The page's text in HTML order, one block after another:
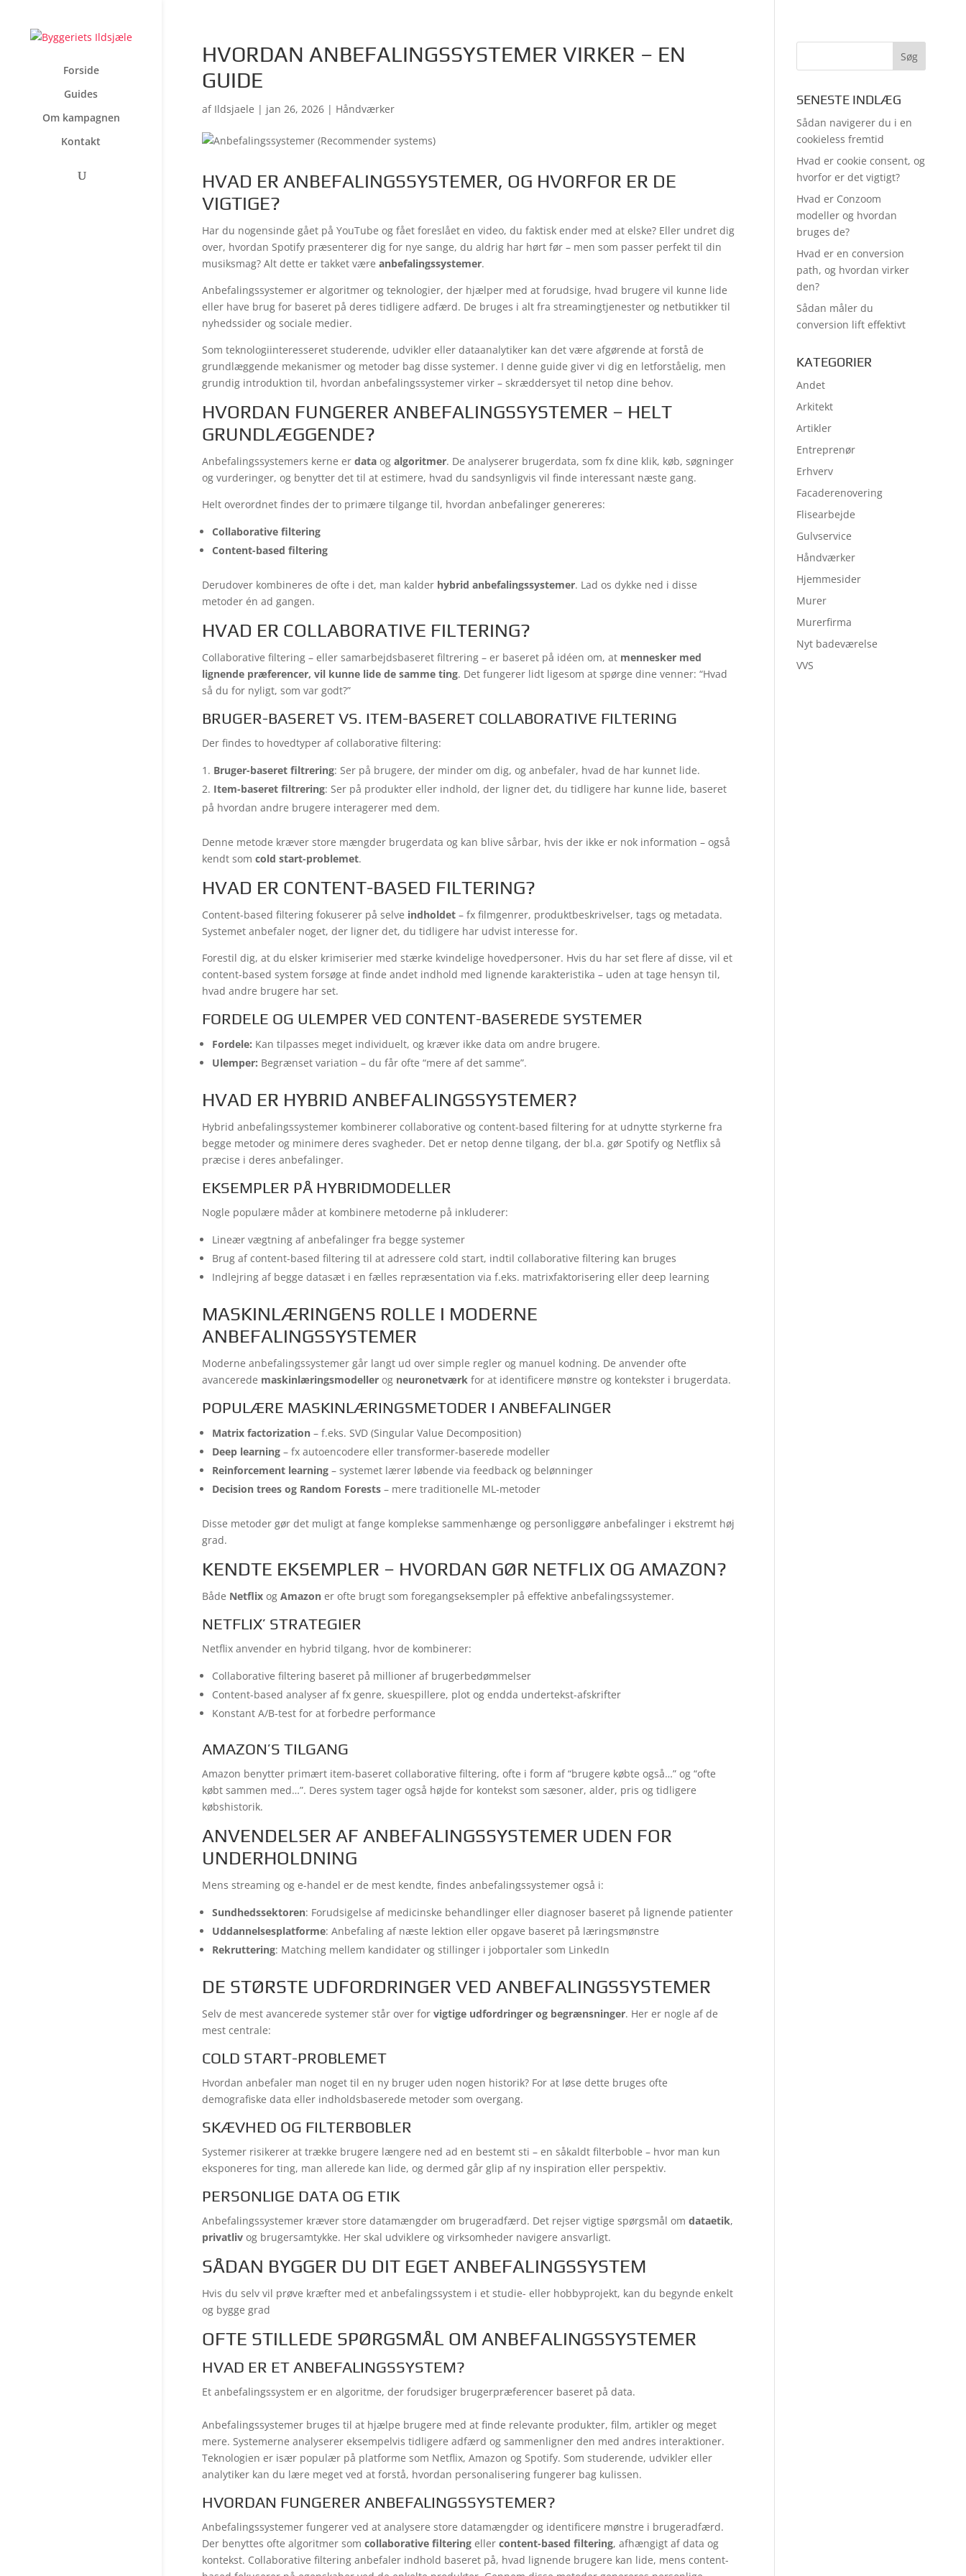
Forside
Guides
Om kampagnen
Kontakt
HVORDAN ANBEFALINGSSYSTEMER VIRKER – EN
GUIDE
af Ildsjaele | jan 26, 2026| Håndværker
HVAD ER ANBEFALINGSSYSTEMER, OG HVORFOR ER DE
VIGTIGE?
Har du nogensinde gået på YouTube og fået foreslået en video, du faktisk ender med at elske? Eller undret dig
over, hvordan Spotify præsenterer dig for nye sange, du aldrig har hørt før – men som passer perfekt til din
musiksmag? Alt dette er takket være anbefalingssystemer.
Anbefalingssystemer er algoritmer og teknologier, der hjælper med at forudsige, hvad brugere vil kunne lide
eller have brug for baseret på deres tidligere adfærd. De bruges i alt fra streamingtjenester og netbutikker til
nyhedssider og sociale medier.
Som teknologiinteresseret studerende, udvikler eller dataanalytiker kan det være afgørende at forstå de
grundlæggende mekanismer og metoder bag disse systemer. I denne guide giver vi dig en letforståelig, men
grundig introduktion til, hvordan anbefalingssystemer virker – skræddersyet til netop dine behov.
HVORDAN FUNGERER ANBEFALINGSSYSTEMER – HELT
GRUNDLÆGGENDE?
Anbefalingssystemers kerne er dataog algoritmer. De analyserer brugerdata, som fx dine klik, køb, søgninger
og vurderinger, og benytter det til at estimere, hvad du sandsynligvis vil finde interessant næste gang.
Helt overordnet findes der to primære tilgange til, hvordan anbefalinger genereres:
Collaborative filtering
Content-based filtering
Derudover kombineres de ofte i det, man kalder hybrid anbefalingssystemer. Lad os dykke ned i disse
metoder én ad gangen.
HVAD ER COLLABORATIVE FILTERING?
Collaborative filtering – eller samarbejdsbaseret filtrering – er baseret på idéen om, at mennesker med
lignende præferencer, vil kunne lide de samme ting. Det fungerer lidt ligesom at spørge dine venner: “Hvad
så du for nyligt, som var godt?”
BRUGER-BASERET VS. ITEM-BASERET COLLABORATIVE FILTERING
Der findes to hovedtyper af collaborative filtering:
Bruger-baseret filtrering: Ser på brugere, der minder om dig, og anbefaler, hvad de har kunnet lide.
Item-baseret filtrering: Ser på produkter eller indhold, der ligner det, du tidligere har kunne lide, baseret
på hvordan andre brugere interagerer med dem.
Denne metode kræver store mængder brugerdata og kan blive sårbar, hvis der ikke er nok information – også
kendt som cold start-problemet.
HVAD ER CONTENT-BASED FILTERING?
Content-based filtering fokuserer på selve indholdet– fx filmgenrer, produktbeskrivelser, tags og metadata.
Systemet anbefaler noget, der ligner det, du tidligere har udvist interesse for.
Forestil dig, at du elsker krimiserier med stærke kvindelige hovedpersoner. Hvis du har set flere af disse, vil et
content-based system forsøge at finde andet indhold med lignende karakteristika – uden at tage hensyn til,
hvad andre brugere har set.
FORDELE OG ULEMPER VED CONTENT-BASEREDE SYSTEMER
Fordele: Kan tilpasses meget individuelt, og kræver ikke data om andre brugere.
Ulemper: Begrænset variation – du får ofte “mere af det samme”.
HVAD ER HYBRID ANBEFALINGSSYSTEMER?
Hybrid anbefalingssystemer kombinerer collaborative og content-based filtering for at udnytte styrkerne fra
begge metoder og minimere deres svagheder. Det er netop denne tilgang, der bl.a. gør Spotify og Netflix så
præcise i deres anbefalinger.
EKSEMPLER PÅ HYBRIDMODELLER
Nogle populære måder at kombinere metoderne på inkluderer:
Lineær vægtning af anbefalinger fra begge systemer
Brug af content-based filtering til at adressere cold start, indtil collaborative filtering kan bruges
Indlejring af begge datasæt i en fælles repræsentation via f.eks. matrixfaktorisering eller deep learning
MASKINLÆRINGENS ROLLE I MODERNE
ANBEFALINGSSYSTEMER
Moderne anbefalingssystemer går langt ud over simple regler og manuel kodning. De anvender ofte
avancerede maskinlæringsmodellerog neuronetværkfor at identificere mønstre og kontekster i brugerdata.
POPULÆRE MASKINLÆRINGSMETODER I ANBEFALINGER
Matrix factorization– f.eks. SVD (Singular Value Decomposition)
Deep learning– fx autoencodere eller transformer-baserede modeller
Reinforcement learning– systemet lærer løbende via feedback og belønninger
Decision trees og Random Forests– mere traditionelle ML-metoder
Disse metoder gør det muligt at fange komplekse sammenhænge og personliggøre anbefalinger i ekstremt høj
grad.
KENDTE EKSEMPLER – HVORDAN GØR NETFLIX OG AMAZON?
Både Netflixog Amazoner ofte brugt som foregangseksempler på effektive anbefalingssystemer.
NETFLIX’ STRATEGIER
Netflix anvender en hybrid tilgang, hvor de kombinerer:
Collaborative filtering baseret på millioner af brugerbedømmelser
Content-based analyser af fx genre, skuespillere, plot og endda undertekst-afskrifter
Konstant A/B-test for at forbedre performance
AMAZON’S TILGANG
Amazon benytter primært item-baseret collaborative filtering, ofte i form af “brugere købte også…” og “ofte
købt sammen med…”. Deres system tager også højde for kontekst som sæsoner, alder, pris og tidligere
købshistorik.
ANVENDELSER AF ANBEFALINGSSYSTEMER UDEN FOR
UNDERHOLDNING
Mens streaming og e-handel er de mest kendte, findes anbefalingssystemer også i:
Sundhedssektoren: Forudsigelse af medicinske behandlinger eller diagnoser baseret på lignende patienter
Uddannelsesplatforme: Anbefaling af næste lektion eller opgave baseret på læringsmønstre
Rekruttering: Matching mellem kandidater og stillinger i jobportaler som LinkedIn
DE STØRSTE UDFORDRINGER VED ANBEFALINGSSYSTEMER
Selv de mest avancerede systemer står over for vigtige udfordringer og begrænsninger. Her er nogle af de
mest centrale:
COLD START-PROBLEMET
Hvordan anbefaler man noget til en ny bruger uden nogen historik? For at løse dette bruges ofte
demografiske data eller indholdsbaserede metoder som overgang.
SKÆVHED OG FILTERBOBLER
Systemer risikerer at trække brugere længere ned ad en bestemt sti – en såkaldt filterboble – hvor man kun
eksponeres for ting, man allerede kan lide, og dermed går glip af ny inspiration eller perspektiv.
PERSONLIGE DATA OG ETIK
Anbefalingssystemer kræver store datamængder om brugeradfærd. Det rejser vigtige spørgsmål om dataetik,
privatlivog brugersamtykke. Her skal udviklere og virksomheder navigere ansvarligt.
SÅDAN BYGGER DU DIT EGET ANBEFALINGSSYSTEM
Hvis du selv vil prøve kræfter med et anbefalingssystem i et studie- eller hobbyprojekt, kan du begynde enkelt
og bygge grad
OFTE STILLEDE SPØRGSMÅL OM ANBEFALINGSSYSTEMER
HVAD ER ET ANBEFALINGSSYSTEM?
Et anbefalingssystem er en algoritme, der forudsiger brugerpræferencer baseret på data.
Anbefalingssystemer bruges til at hjælpe brugere med at finde relevante produkter, film, artikler og meget
mere. Systemerne analyserer eksempelvis tidligere adfærd og sammenligner den med andres interaktioner.
Teknologien er især populær på platforme som Netflix, Amazon og Spotify. Som studerende, udvikler eller
analytiker kan du lære meget ved at forstå, hvordan personalisering fungerer bag kulissen.
HVORDAN FUNGERER ANBEFALINGSSYSTEMER?
Anbefalingssystemer fungerer ved at analysere store datamængder og identificere mønstre i brugeradfærd.
Der benyttes ofte algoritmer som collaborative filteringeller content-based filtering, afhængigt af data og
kontekst. Collaborative filtering anbefaler indhold baseret på, hvad lignende brugere kan lide, mens content-
SENESTE INDLÆG
Sådan navigerer du i en
cookieless fremtid
Hvad er cookie consent, og
hvorfor er det vigtigt?
Hvad er Conzoom
modeller og hvordan
bruges de?
Hvad er en conversion
path, og hvordan virker
den?
Sådan måler du
conversion lift effektivt
KATEGORIER
Andet
Arkitekt
Artikler
Entreprenør
Erhverv
Facaderenovering
Flisearbejde
Gulvservice
Håndværker
Hjemmesider
Murer
Murerfirma
Nyt badeværelse
VVS